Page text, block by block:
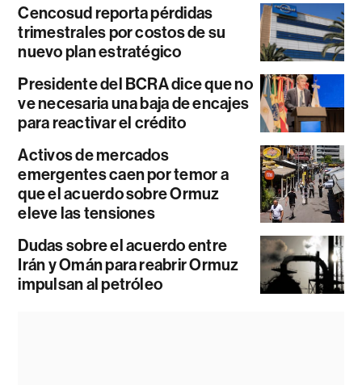
Cencosud reporta pérdidas
trimestrales por costos de su
nuevo plan estratégico
Presidente del BCRA dice que no
ve necesaria una baja de encajes
para reactivar el crédito
Activos de mercados
emergentes caen por temor a
que el acuerdo sobre Ormuz
eleve las tensiones
Dudas sobre el acuerdo entre
Irán y Omán para reabrir Ormuz
impulsan al petróleo